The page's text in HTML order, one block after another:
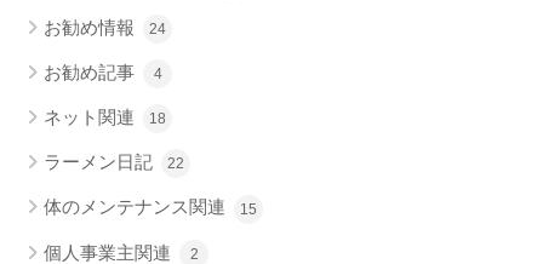
お勧め情報 24
お勧め記事 4
ネット関連 18
ラーメン日記 22
体のメンテナンス関連 15
個人事業主関連 2